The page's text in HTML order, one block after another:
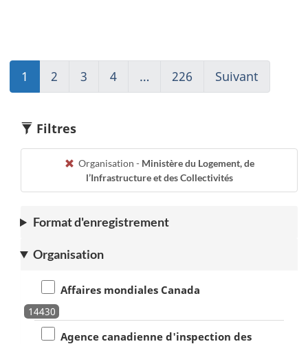
1
(current)
Aller
1
2
to
2
3
to
4
to
… 226 (current)
Aller
Suivant
to
Filtres
Organisation - Ministère du Logement, de
l’Infrastructure et des Collectivités
Format d'enregistrement
Organisation
Affaires mondiales Canada
14430
Agence canadienne d'inspection des